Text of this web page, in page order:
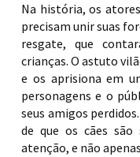
Na história, os
precisam unir suas
resgate, que
crianças. O astuto
e os aprisiona em
personagens e o
seus amigos
de que os cães são
atenção, e não